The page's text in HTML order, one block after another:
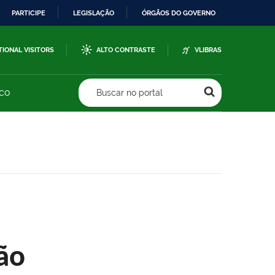
PARTICIPE LEGISLAÇÃO ÓRGÃOS DO GOVERNO
VISITORS ALTO CONTRASTE VLIBRAS
Buscar no portal